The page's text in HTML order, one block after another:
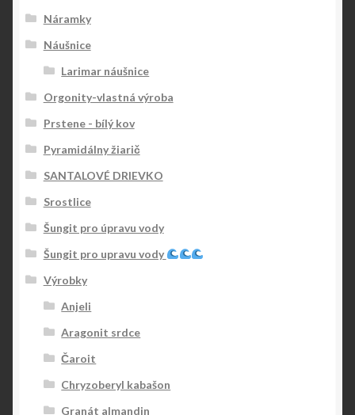
Náramky
Náušnice
Larimar náušnice
Orgonity-vlastná výroba
Prstene - bílý kov
Pyramidálny žiarič
SANTALOVÉ DRIEVKO
Srostlice
Šungit pro úpravu vody
Šungit pro upravu vody
Výrobky
Anjeli
Aragonit srdce
Čaroit
Chryzoberyl kabašon
Granát almandin